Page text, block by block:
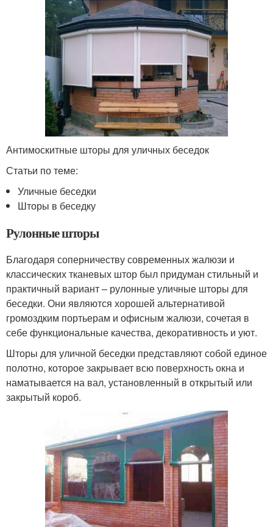
Антимоскитные шторы для уличных беседок
Статьи по теме:
Уличные беседки
Шторы в беседку
Рулонные шторы
Благодаря соперничеству современных жалюзи и
классических тканевых штор был придуман стильный и
практичный вариант – рулонные уличные шторы для
беседки. Они являются хорошей альтернативой
громоздким портьерам и офисным жалюзи, сочетая в
себе функциональные качества, декоративность и уют.
Шторы для уличной беседки представляют собой единое
полотно, которое закрывает всю поверхность окна и
наматывается на вал, установленный в открытый или
закрытый короб.